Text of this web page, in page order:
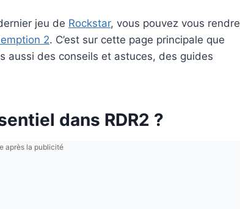
jeu de Rockstar, vous pouvez vous rendre
2. C’est sur cette page principale que
aussi des conseils et astuces, des guides
dans RDR2 ?
après la publicité